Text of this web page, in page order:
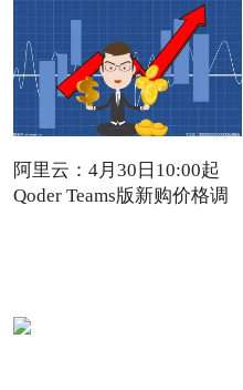
阿里云：4月30日10:00起
Qoder Teams版新购价格调